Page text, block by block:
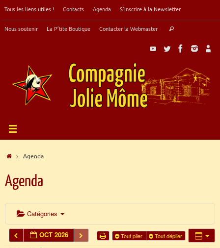
au
Tous les liens utiles ! Contacts Agenda S’inscrire à la Newsletter
Nous soutenir La P’tite Boutique Contacter la Webmaster Rechercher
Accueil
Agenda
Agenda
Catégories
OCT 2026 Tout plier Tout déplier